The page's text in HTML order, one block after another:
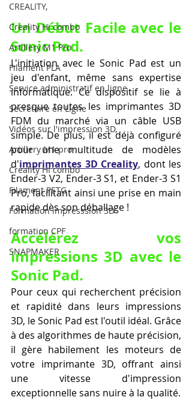
CREALITY,
Creality Hi combo
Artillery M1 Pro
Filament PLA
Service administratif en ligne
Secrétaire en Ligne
Vidéos sur l'impression 3D,
Artillery M1 pro
Creality HI combo
Filament PETG
Formation impresssion 3D
formation CPF
SNAPMAKER
Un Début Facile avec le
Sonic Pad.
L'initiation avec le Sonic Pad est un
jeu d'enfant, même sans expertise
informatique. Ce dispositif se lie à
presque toutes les imprimantes 3D
FDM du marché via un câble USB
simple. De plus, il est déjà configuré
pour une multitude de modèles
d'imprimantes 3D Creality, dont les
Ender-3 V2, Ender-3 S1, et Ender-3 S1
Pro, facilitant ainsi une prise en main
rapide dès son déballage !
Accélérez vos
impressions 3D avec le
Sonic Pad.
Pour ceux qui recherchent précision
et rapidité dans leurs impressions
3D, le Sonic Pad est l'outil idéal. Grâce
à des algorithmes de haute précision,
il gère habilement les moteurs de
votre imprimante 3D, offrant ainsi
une vitesse d'impression
exceptionnelle sans nuire à la qualité.